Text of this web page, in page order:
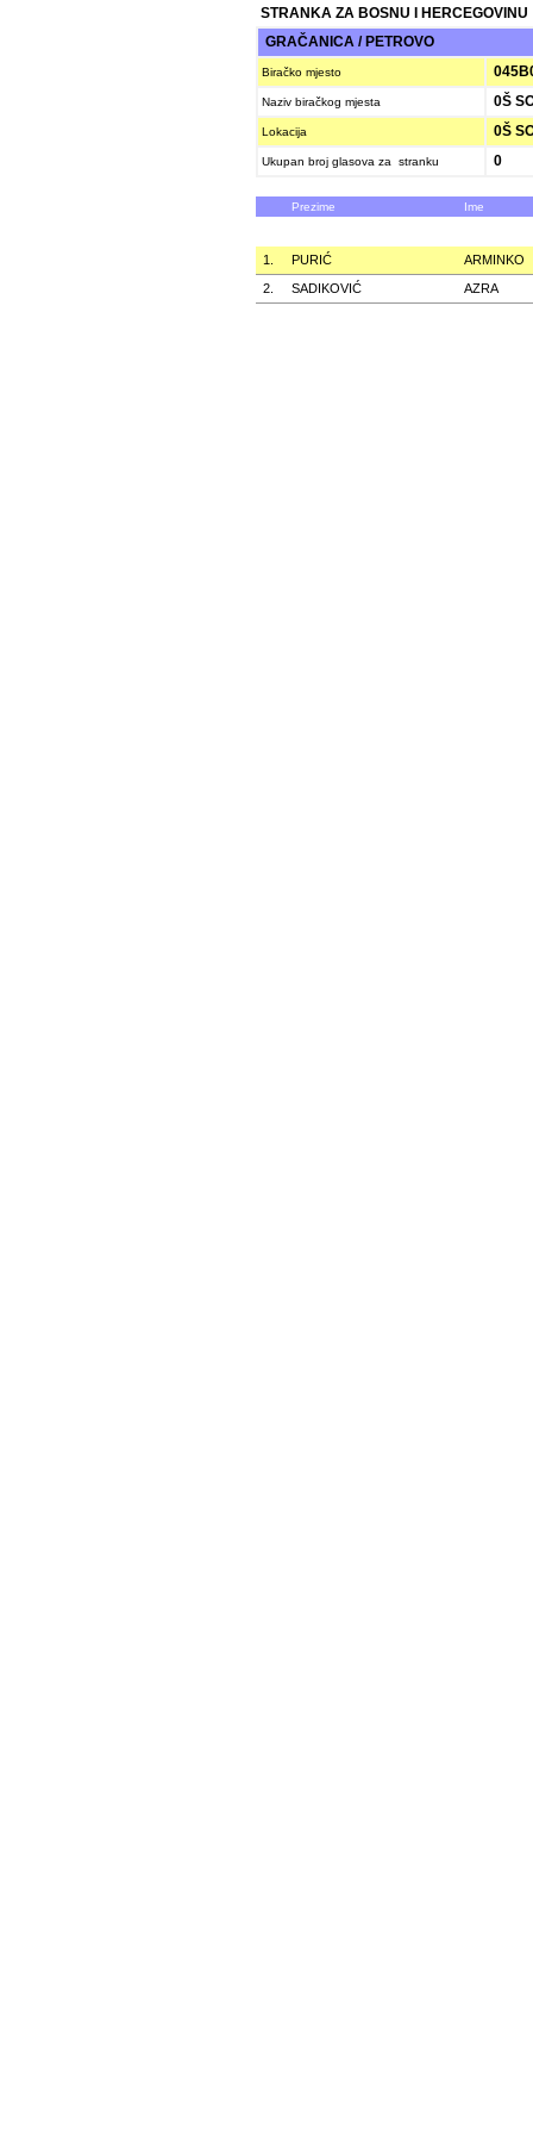
STRANKA ZA BOSNU I HERCEGOVINU
GRAČANICA / PETROVO
Biračko mjesto
Naziv biračkog mjesta 0Š
Lokacija 0Š
Ukupan broj glasova za stranku 0
Prezime Ime
1. PURIĆ
ARMINKO
2.
SADIKOVIĆ AZRA